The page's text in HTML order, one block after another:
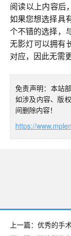
阅读以上内容后
如果您想选择具
个不错的选择，
无影灯可以拥有
对应，因此无需
免责声明：本站
如涉及内容、版
间删除内容！
https://
上一篇：优秀的手